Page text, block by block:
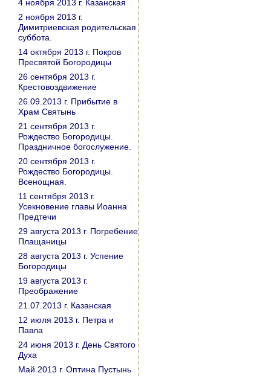
4 ноября 2013 г. Казанская
2 ноября 2013 г.
Димитриевская родительская
суббота.
14 октября 2013 г. Покров
Пресвятой Богородицы
26 сентября 2013 г.
Крестовоздвижение
26.09.2013 г. Прибытие в
Храм Святынь
21 сентября 2013 г.
Рождество Богородицы.
Праздничное богослужение.
20 сентября 2013 г.
Рождество Богородицы.
Всенощная.
11 сентября 2013 г.
Усекновение главы Иоанна
Предтечи
29 августа 2013 г. Погребение
Плащаницы
28 августа 2013 г. Успение
Богородицы
19 августа 2013 г.
Преображение
21.07.2013 г. Казанская
12 июля 2013 г. Петра и
Павла
24 июня 2013 г. День Святого
Духа
Май 2013 г. Оптина Пустынь